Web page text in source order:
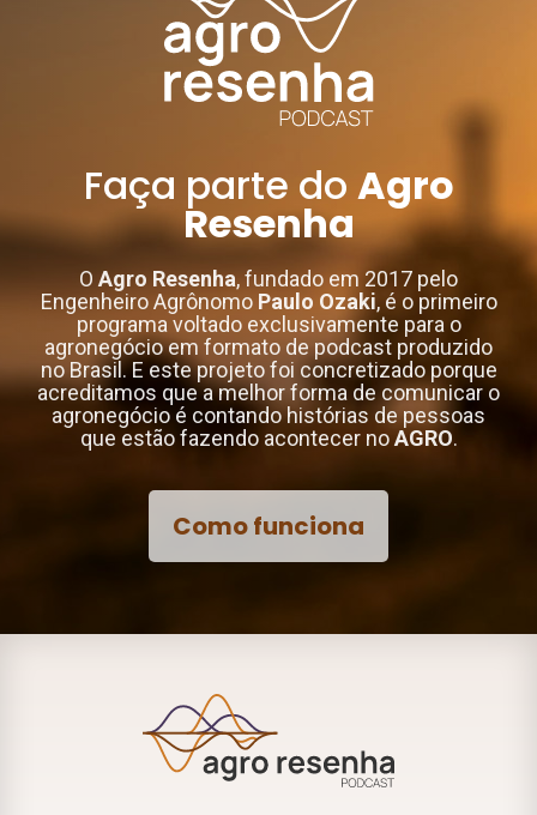
Faça parte do Agro
Resenha
O Agro Resenha, fundado em 2017 pelo
Engenheiro Agrônomo Paulo Ozaki, é o primeiro
programa voltado exclusivamente para o
agronegócio em formato de podcast produzido
no Brasil. E este projeto foi concretizado porque
acreditamos que a melhor forma de comunicar o
agronegócio é contando histórias de pessoas
que estão fazendo acontecer noAGRO.
Como funciona